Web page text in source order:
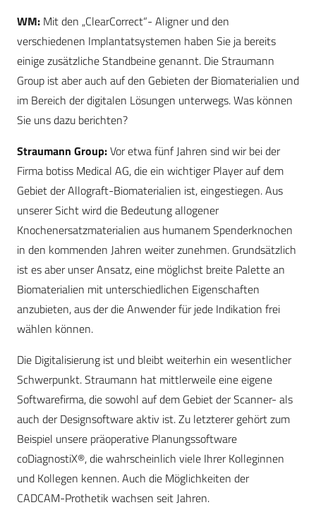
WM: Mit den „ClearCorrect“- Aligner und den
verschiedenen Implantatsystemen haben Sie ja bereits
einige zusätzliche Standbeine genannt. Die Straumann
Group ist aber auch auf den Gebieten der Biomaterialien und
im Bereich der digitalen Lösungen unterwegs. Was können
Sie uns dazu berichten?
Straumann Group:Vor etwa fünf Jahren sind wir bei der
Firma botiss Medical AG, die ein wichtiger Player auf dem
Gebiet der Allograft-Biomaterialien ist, eingestiegen. Aus
unserer Sicht wird die Bedeutung allogener
Knochenersatzmaterialien aus humanem Spenderknochen
in den kommenden Jahren weiter zunehmen. Grundsätzlich
ist es aber unser Ansatz, eine möglichst breite Palette an
Biomaterialien mit unterschiedlichen Eigenschaften
anzubieten, aus der die Anwender für jede Indikation frei
wählen können.
Die Digitalisierung ist und bleibt weiterhin ein wesentlicher
Schwerpunkt. Straumann hat mittlerweile eine eigene
Softwarefirma, die sowohl auf dem Gebiet der Scanner- als
auch der Designsoftware aktiv ist. Zu letzterer gehört zum
Beispiel unsere präoperative Planungssoftware
coDiagnostiX®, die wahrscheinlich viele Ihrer Kolleginnen
und Kollegen kennen. Auch die Möglichkeiten der
CADCAM-Prothetik wachsen seit Jahren.